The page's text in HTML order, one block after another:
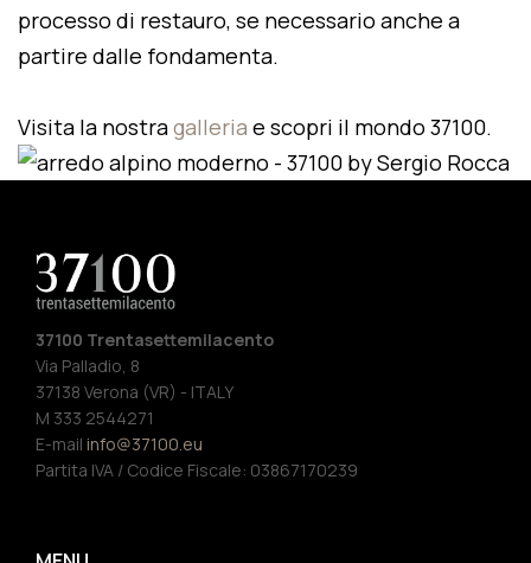
processo di restauro, se necessario anche a
partire dalle fondamenta.
Visita la nostragalleria e scopri il mondo 37100.
37100 Trentasettemilacento
Via Palladio, 8
37138 Verona (VR) - ITALY
M 333 2544271
E-mail info@37100.eu
Partita IVA / Codice Fiscale: 03867170239